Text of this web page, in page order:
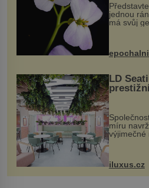
jednou
má svůj
LD
míru
výjimečné
areálu
budov
iluxus.cz